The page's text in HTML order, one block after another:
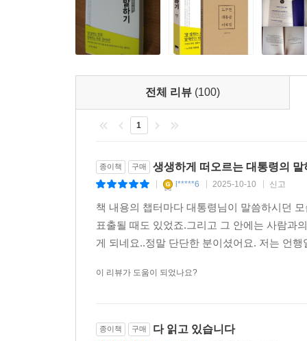
전체 리뷰 (100)
1
종이책 구매 생생하게 떠오르는 대통령의 말
l*****6 2025-10-10 신고
책 내용의 챕터마다 대통령님이 말씀하시던
표출될 때도 있었죠.그리고 그 안에는 사람과
게 되네요..정말 단단한 분이셨어요. 저는 언
이 리뷰가 도움이 되었나요?
종이책 구매 다 읽고 있습니다